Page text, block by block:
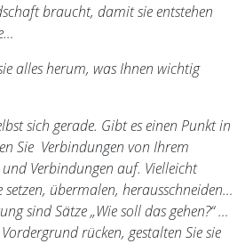
braucht, damit sie entstehen
alles herum, was Ihnen wichtig
sich gerade. Gibt es einen Punkt in
Sie Verbindungen von Ihrem
Verbindungen auf. Vielleicht
übermalen, herausschneiden…
sind Sätze „Wie soll das gehen?“ …
rücken, gestalten Sie sie